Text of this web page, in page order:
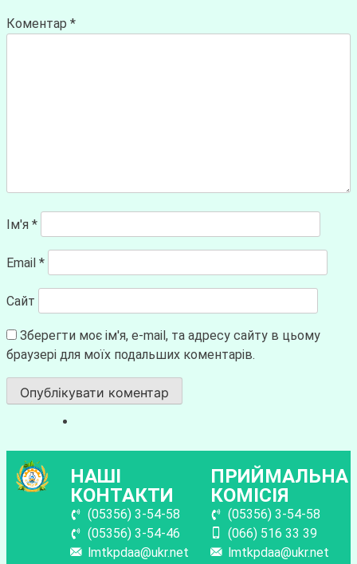
Коментар *
Ім'я *
Email *
Сайт
Зберегти моє ім'я, e-mail, та адресу сайту в цьому
браузері для моїх подальших коментарів.
НАШІ
КОНТАКТИ
(05356) 3-54-58
(05356) 3-54-46
lmtkpdaa@ukr.net
ПРИЙМАЛЬНА
КОМІСІЯ
(05356) 3-54-58
(066) 516 33 39
lmtkpdaa@ukr.net